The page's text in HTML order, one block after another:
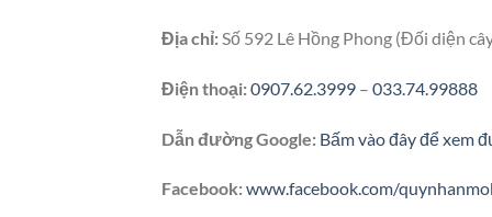
Địa chỉ:Số 592 Lê Hồng Phong (Đối diện
Điện thoại:0907.62.3999 – 033.74.99888
Dẫn đường Google: Bấm vào đây để xem
Facebook:www.facebook.com/